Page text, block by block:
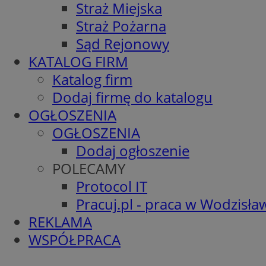
Straż Miejska
Straż Pożarna
Sąd Rejonowy
KATALOG FIRM
Katalog firm
Dodaj firmę do katalogu
OGŁOSZENIA
OGŁOSZENIA
Dodaj ogłoszenie
POLECAMY
Protocol IT
Pracuj.pl - praca w
REKLAMA
WSPÓŁPRACA